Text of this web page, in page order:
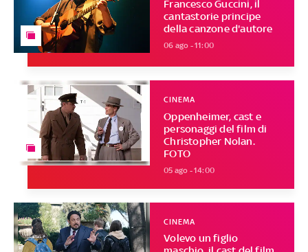
Francesco Guccini, il
cantastorie principe
della canzone d'autore
06 ago - 11:00
Oppenheimer, cast e
personaggi del film di
Christopher Nolan.
FOTO
CINEMA
05 ago - 14:00
Volevo un figlio
CINEMA